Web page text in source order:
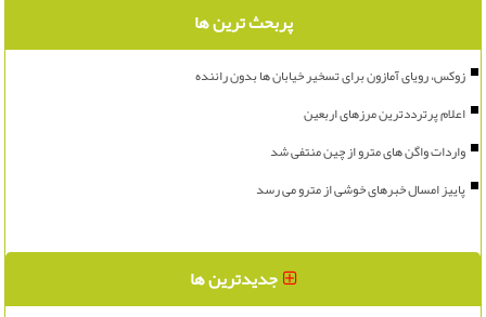
پربحث ترین ها
زوکس، رویای آمازون برای تسخیر خیابان ها بدون راننده
اعلام پرترددترین مرزهای اربعین
واردات واگن های مترو از چین منتفی شد
پاییز امسال خبرهای خوشی از مترو می رسد
جدیدترین ها